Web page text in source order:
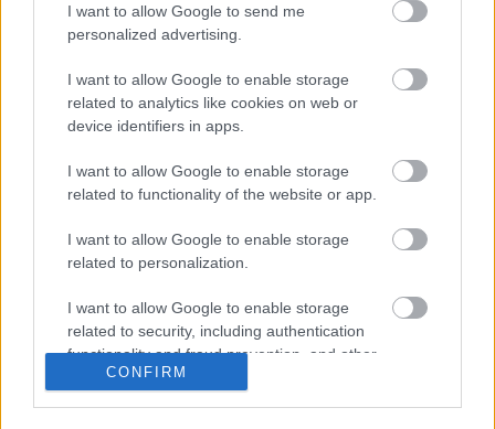
I want to allow Google to send me
personalized advertising.
I want to allow Google to enable storage
related to analytics like cookies on web or
device identifiers in apps.
I want to allow Google to enable storage
related to functionality of the website or app.
I want to allow Google to enable storage
related to personalization.
I want to allow Google to enable storage
related to security, including authentication
functionality and fraud prevention, and other
user protection.
CONFIRM
Ikonikus nosztalgiahajókkal
barangolhatja be a Balatont
MotoGP - Ismét hazánk látja vendégül a
Továbbra is töretlen népszerűségnek
örvend a Senior Program